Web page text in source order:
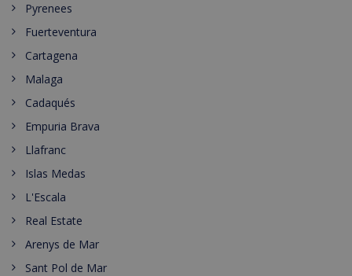
Pyrenees
Fuerteventura
Cartagena
Malaga
Cadaqués
Empuria Brava
Llafranc
Islas Medas
L'Escala
Real Estate
Arenys de Mar
Sant Pol de Mar